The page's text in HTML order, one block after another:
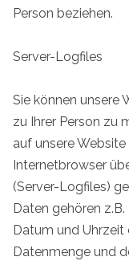
Person beziehen.
Server-Logfiles
Sie können unsere
zu Ihrer Person zu
auf unsere
Internetbrowser
(Server-Logfiles)
Daten gehören
Datum und
Datenmenge und